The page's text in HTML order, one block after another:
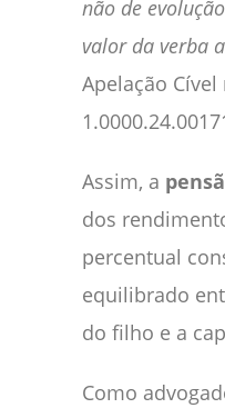
não de
valor da verba
Apelação Cível
Assim, a
dos
percentual
equilibrado
do filho e a
Como